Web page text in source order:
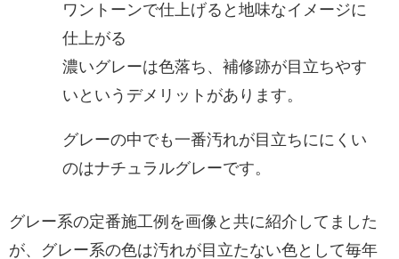
ワントーンで仕上げると地味なイメージに
仕上がる
濃いグレーは色落ち、補修跡が目立ちやす
いというデメリットがあります。
グレーの中でも一番汚れが目立ちににくい
のはナチュラルグレーです。
グレー系の定番施工例を画像と共に紹介してました
が、グレー系の色は汚れが目立たない色として毎年